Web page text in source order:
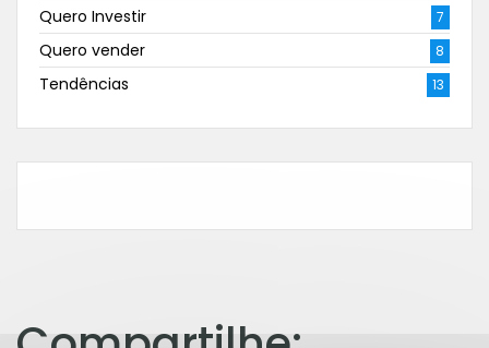
Quero Investir 7
Quero vender 8
Tendências 13